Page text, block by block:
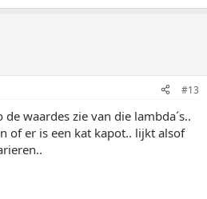
#13
de waardes zie van die lambda´s..
of er is een kat kapot.. lijkt alsof